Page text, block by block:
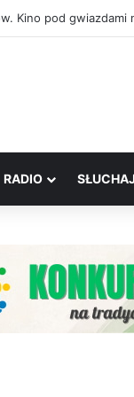
Kino pod gwiazdami
RADIO SŁUCHAJ